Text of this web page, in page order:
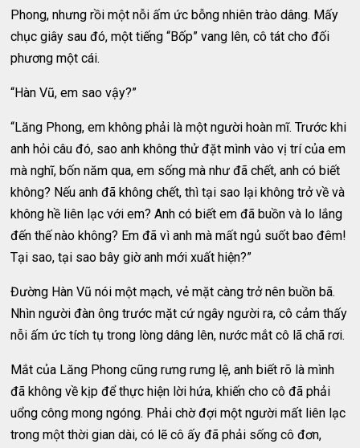
Phong, nhưng rồi một nỗi ấm ức bỗng nhiên trào dâng. Mấy
chục giây sau đó, một tiếng “Bốp” vang lên, cô tát cho đối
phương một cái.
“Hàn Vũ, em sao vậy?”
“Lăng Phong, em không phải là một người hoàn mĩ. Trước khi
anh hỏi câu đó, sao anh không thử đặt mình vào vị trí của em
mà nghĩ, bốn năm qua, em sống mà như đã chết, anh có biết
không? Nếu anh đã không chết, thì tại sao lại không trở về và
không hề liên lạc với em? Anh có biết em đã buồn và lo lắng
đến thế nào không? Em đã vì anh mà mất ngủ suốt bao đêm!
Tại sao, tại sao bây giờ anh mới xuất hiện?”
Đường Hàn Vũ nói một mạch, vẻ mặt càng trở nên buồn bã.
Nhìn người đàn ông trước mặt cứ ngây người ra, cô cảm thấy
nỗi ấm ức tích tụ trong lòng dâng lên, nước mắt cô lã chã rơi.
Mắt của Lăng Phong cũng rưng rưng lệ, anh biết rõ là mình
đã không về kịp để thực hiện lời hứa, khiến cho cô đã phải
uổng công mong ngóng. Phải chờ đợi một người mất liên lạc
trong một thời gian dài, có lẽ cô ấy đã phải sống cô đơn,